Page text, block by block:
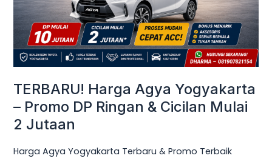
TERBARU! Harga Agya Yogyakarta
– Promo DP Ringan & Cicilan Mulai
2 Jutaan
Harga Agya Yogyakarta Terbaru & Promo Terbaik
DP
Ringan
Cicilan
2
Jutaan